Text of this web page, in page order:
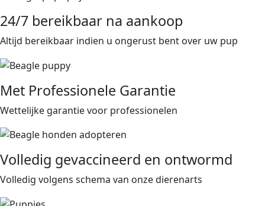
24/7 bereikbaar na aankoop
Altijd bereikbaar indien u ongerust bent over uw pup
Met Professionele Garantie
Wettelijke garantie voor professionelen
Volledig gevaccineerd en ontwormd
Volledig volgens schema van onze dierenarts